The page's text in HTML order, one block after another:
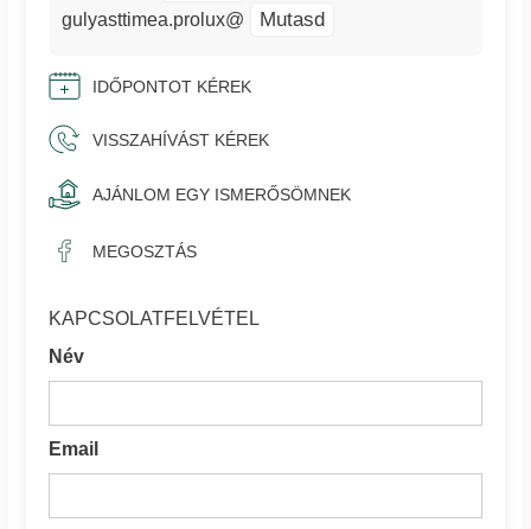
gulyasttimea.prolux@ Mutasd
IDŐPONTOT KÉREK
VISSZAHÍVÁST KÉREK
AJÁNLOM EGY ISMERŐSÖMNEK
MEGOSZTÁS
KAPCSOLATFELVÉTEL
Név
Email